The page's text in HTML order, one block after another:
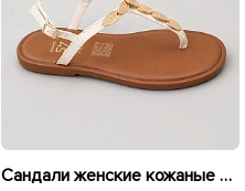
Сандали женские кожаные 594249 Бежевые распродажа